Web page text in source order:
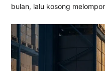
bulan, lalu kosong